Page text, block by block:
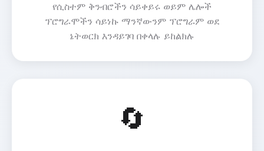
የሲስተም ቅንብሮችን ሳይቀይሩ ወይም ሌሎች
ፕሮግራሞችን ሳይነኩ ማንኛውንም ፕሮግራም ወደ
ኔትወርክ እንዳይገባ በቀላሉ ይከልክሉ
🔄